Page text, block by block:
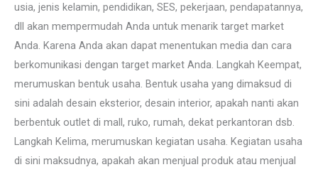
usia, jenis kelamin, pendidikan, SES, pekerjaan, pendapatannya,
dll akan mempermudah Anda untuk menarik target market
Anda. Karena Anda akan dapat menentukan media dan cara
berkomunikasi dengan target market Anda. Langkah Keempat,
merumuskan bentuk usaha. Bentuk usaha yang dimaksud di
sini adalah desain eksterior, desain interior, apakah nanti akan
berbentuk outlet di mall, ruko, rumah, dekat perkantoran dsb.
Langkah Kelima, merumuskan kegiatan usaha. Kegiatan usaha
di sini maksudnya, apakah akan menjual produk atau menjual